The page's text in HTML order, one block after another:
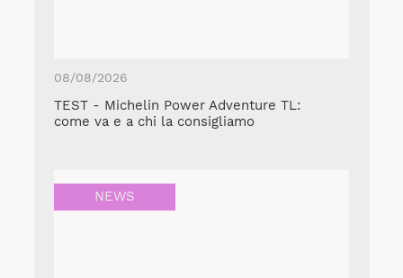
08/08/2026
TEST - Michelin Power Adventure TL:
come va e a chi la consigliamo
NEWS